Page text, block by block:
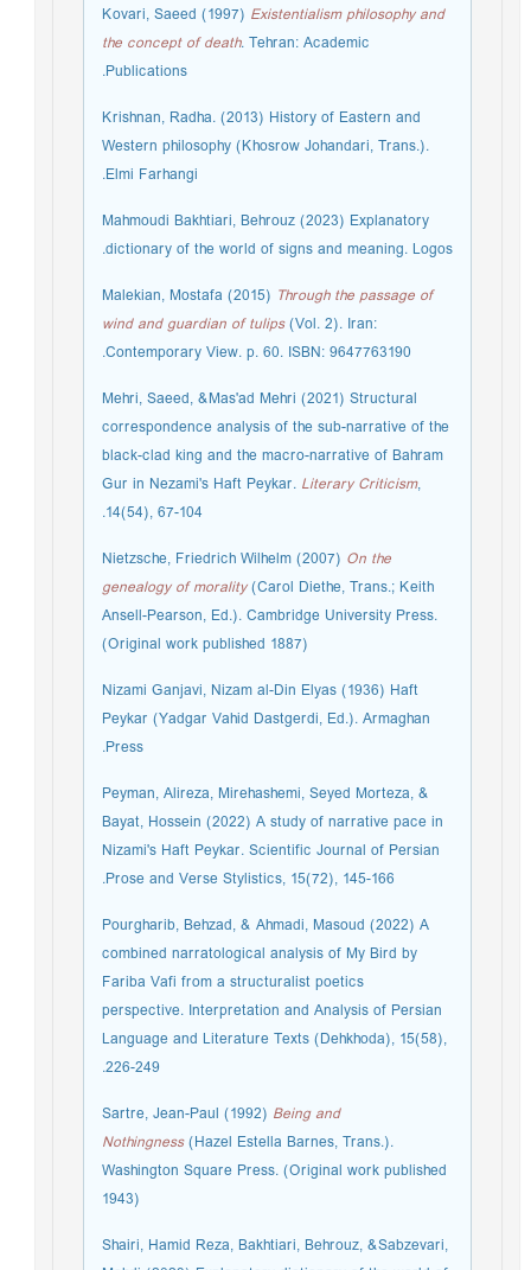
Kovari, Saeed (1997)Existentialism philosophy and
the concept of death. Tehran: Academic
Publications.
Krishnan, Radha. (2013) History of Eastern and
Western philosophy (Khosrow Johandari, Trans.).
Elmi Farhangi.
Mahmoudi Bakhtiari, Behrouz (2023) Explanatory
dictionary of the world of signs and meaning. Logos.
Malekian, Mostafa (2015)Through the passage of
wind and guardian of tulips(Vol. 2). Iran:
Contemporary View. p. 60. ISBN: 9647763190.
Mehri, Saeed, &Mas'ad Mehri (2021) Structural
correspondence analysis of the sub-narrative of the
black-clad king and the macro-narrative of Bahram
Gur in Nezami's Haft Peykar.Literary Criticism
14(54), 67-104.
Nietzsche, Friedrich Wilhelm (2007)On the
genealogy of morality(Carol Diethe, Trans.; Keith
Ansell-Pearson, Ed.). Cambridge University Press.
(Original work published 1887)
Nizami Ganjavi, Nizam al-Din Elyas (1936) Haft
Peykar (Yadgar Vahid Dastgerdi, Ed.). Armaghan
Press.
Peyman, Alireza, Mirehashemi, Seyed Morteza, &
Bayat, Hossein (2022) A study of narrative pace in
Nizami's Haft Peykar. Scientific Journal of Persian
Prose and Verse Stylistics, 15(72), 145-166.
Pourgharib, Behzad, & Ahmadi, Masoud (2022) A
combined narratological analysis of My Bird by
Fariba Vafi from a structuralist poetics
perspective. Interpretation and Analysis of Persian
Language and Literature Texts (Dehkhoda), 15(58),
226-249.
Sartre, Jean-Paul (1992)Being and
Nothingness(Hazel Estella Barnes, Trans.).
Washington Square Press. (Original work published
1943)
Shairi, Hamid Reza, Bakhtiari, Behrouz, &Sabzevari,